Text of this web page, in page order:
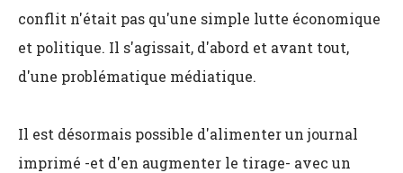
conflit n'était pas qu'une simple lutte économique
et politique. Il s'agissait, d'abord et avant tout,
d'une problématique médiatique.
Il est désormais possible d'alimenter un journal
imprimé -et d'en augmenter le tirage- avec un